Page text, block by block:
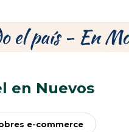
en Nuevos
e-commerce